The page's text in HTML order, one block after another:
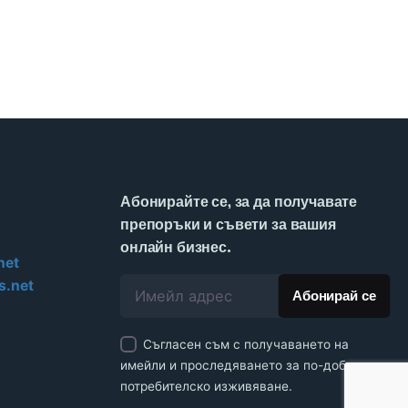
Абонирайте се, за да получавате
препоръки и съвети за вашия
онлайн бизнес.
Съгласен съм с получаването на
имейли и проследяването за по-добро
потребителско изживяване.